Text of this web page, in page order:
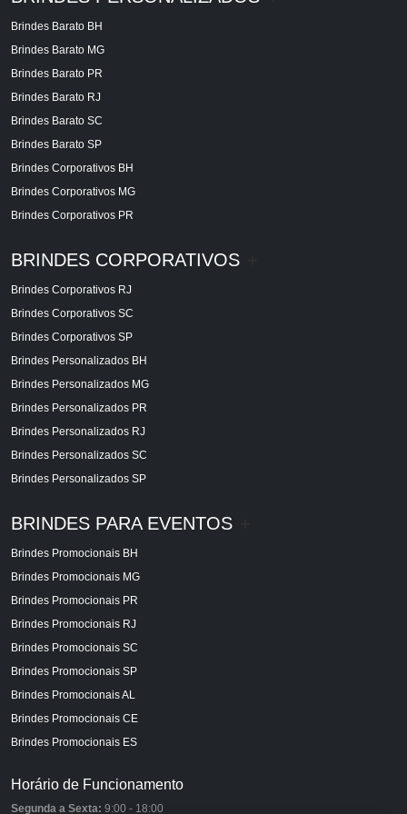
Brindes Barato BH
Brindes Barato MG
Brindes Barato PR
Brindes Barato RJ
Brindes Barato SC
Brindes Barato SP
Brindes Corporativos BH
Brindes Corporativos MG
Brindes Corporativos PR
BRINDES CORPORATIVOS
Brindes Corporativos RJ
Brindes Corporativos SC
Brindes Corporativos SP
Brindes Personalizados BH
Brindes Personalizados MG
Brindes Personalizados PR
Brindes Personalizados RJ
Brindes Personalizados SC
Brindes Personalizados SP
BRINDES PARA EVENTOS
Brindes Promocionais BH
Brindes Promocionais MG
Brindes Promocionais PR
Brindes Promocionais RJ
Brindes Promocionais SC
Brindes Promocionais SP
Brindes Promocionais AL
Brindes Promocionais CE
Brindes Promocionais ES
Horário de Funcionamento
Segunda a Sexta: 9:00 - 18:00